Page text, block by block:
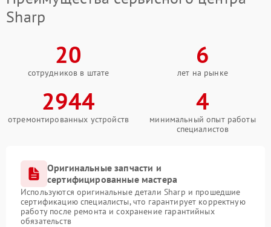
Sharp
20
сотрудников в штате
6
лет на рынке
2944
отремонтированных устройств
4
минимальный опыт работы
специалистов
Оригинальные запчасти и
сертифицированные мастера
Используются оригинальные детали Sharp и прошедшие
сертификацию специалисты, что гарантирует корректную
работу после ремонта и сохранение гарантийных
обязательств